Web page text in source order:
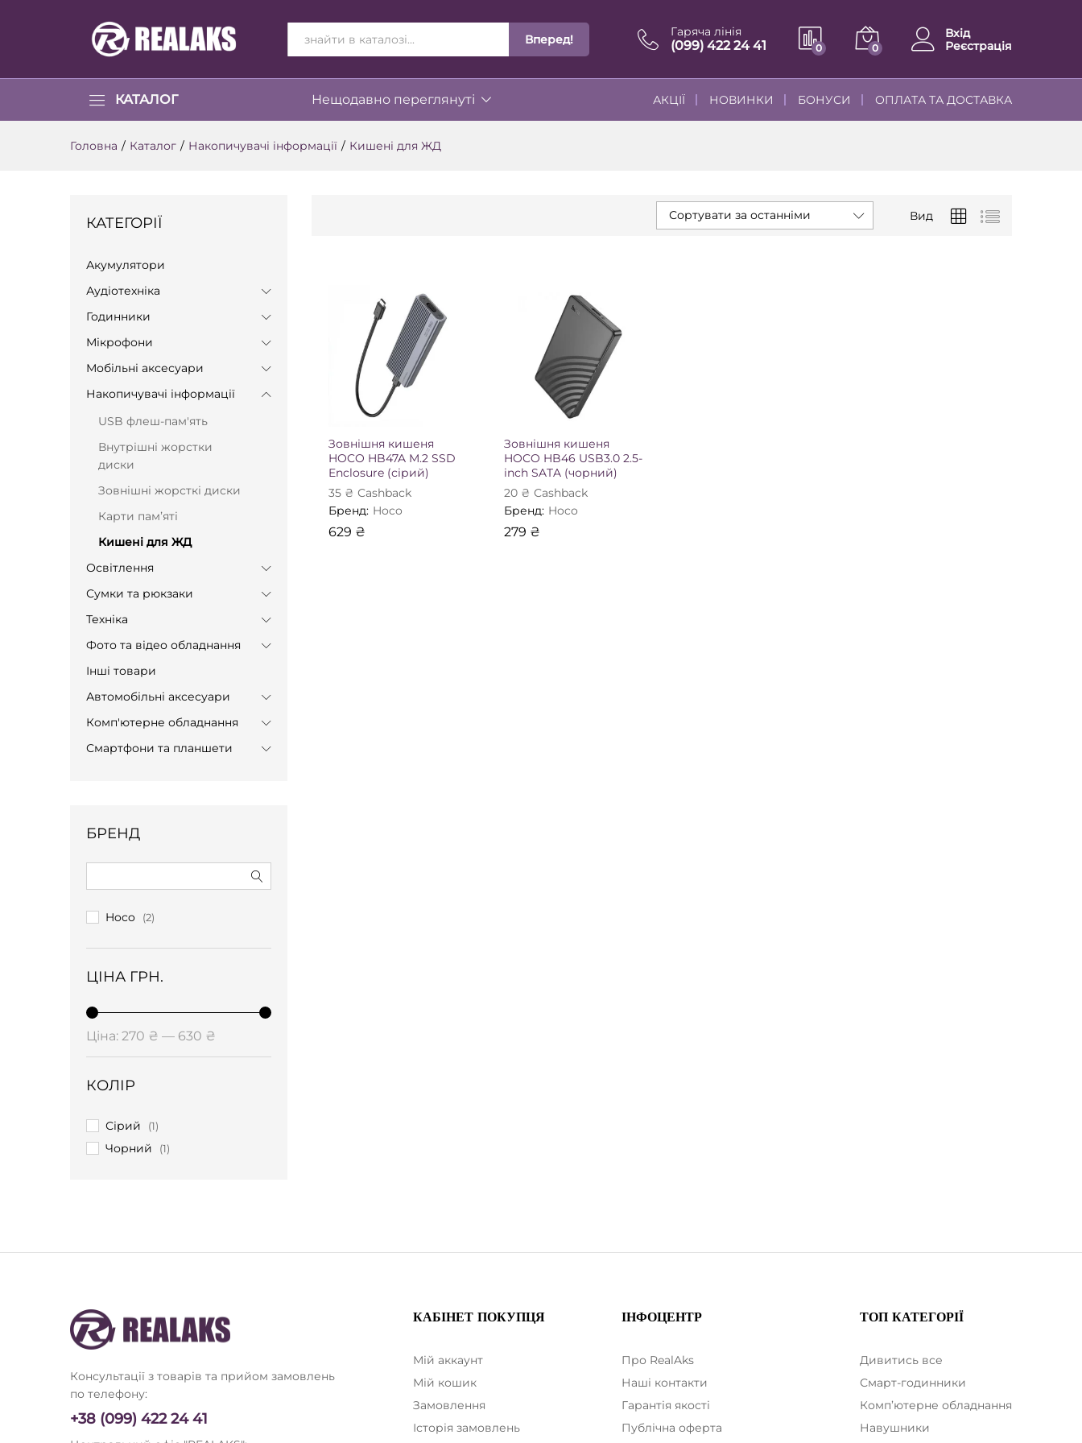
ВСІ КАТЕГОРІЇ Вперед!
Гаряча лінія
(099) 422 24 41 0 0
Вхід
Реєстрація
КАТАЛОГ Нещодавно переглянуті АКЦІЇ НОВИНКИ БОНУСИ ОПЛАТА ТА ДОСТАВКА
Головна / Каталог / Накопичувачі інформації / Кишені для ЖД
Вид
Сортувати за останніми
Зовнішня кишеня
HOCO HB47A M.2 SSD
Enclosure (сірий)
35 ₴ Сashback
Бренд: Hoco
629 ₴
629₴
Зовнішня кишеня
HOCO HB46 USB3.0 2.5-
inch SATA (чорний)
20 ₴ Сashback
Бренд: Hoco
279 ₴
279₴
КАТЕГОРІЇ
Акумулятори
Аудіотехніка
Годинники
Мікрофони
Мобільні аксесуари
Накопичувачі інформації
USB флеш-пам'ять
Внутрішні жорстки
диски
Зовнішні жорсткі диски
Карти памʼяті
Кишені для ЖД
Освітлення
Сумки та рюкзаки
Техніка
Фото та відео обладнання
Інші товари
Автомобільні аксесуари
Комп'ютерне обладнання
Смартфони та планшети
БРЕНД
Hoco (2)
ЦІНА ГРН.
ціна
ціна
Ціна: 270 ₴ — 630 ₴
КОЛІР
Сірий (1)
Чорний (1)
Консультації з товарів та прийом замовлень
по телефону:
+38 (099) 422 24 41
КАБІНЕТ ПОКУПЦЯ
Мій аккаунт
Мій кошик
Замовлення
Історія замовлень
ІНФОЦЕНТР
Про RealAks
Наші контакти
Гарантія якості
Публічна оферта
ТОП КАТЕГОРІЇ
Дивитись все
Смарт-годинники
Комп’ютерне обладнання
Навушники